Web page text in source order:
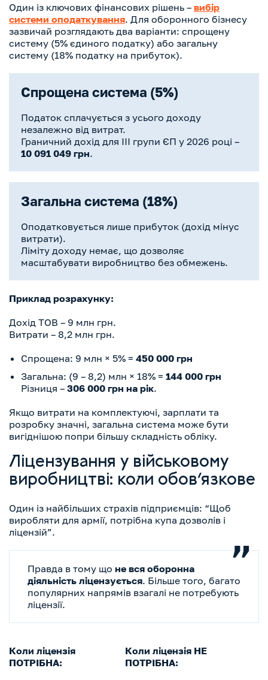
Один із ключових фінансових рішень – вибір
системи оподаткування. Для оборонного бізнесу
зазвичай розглядають два варіанти: спрощену
систему (5% єдиного податку) або загальну
систему (18% податку на прибуток).
Спрощена система (5%)
Податок сплачується з усього доходу
незалежно від витрат.
Граничний дохід для ІІІ групи ЄП у 2026 році –
10 091 049 грн.
Загальна система (18%)
Оподатковується лише прибуток (дохід мінус
витрати).
Ліміту доходу немає, що дозволяє
масштабувати виробництво без обмежень.
Приклад розрахунку:
Дохід ТОВ – 9 млн грн.
Витрати – 8,2 млн грн.
Спрощена: 9 млн × 5% = 450 000 грн
Загальна: (9 – 8,2) млн × 18% = 144 000 грн
Різниця – 306 000 грн на рік.
Якщо витрати на комплектуючі, зарплати та
розробку значні, загальна система може бути
вигіднішою попри більшу складність обліку.
Ліцензування у військовому
виробництві: коли обов’язкове
Один із найбільших страхів підприємців: “Щоб
виробляти для армії, потрібна купа дозволів і
ліцензій”.
Правда в тому що не вся оборонна
діяльність ліцензується. Більше того, багато
популярних напрямів взагалі не потребують
ліцензії.
Коли ліцензія
ПОТРІБНА:
Коли ліцензія НЕ
ПОТРІБНА: